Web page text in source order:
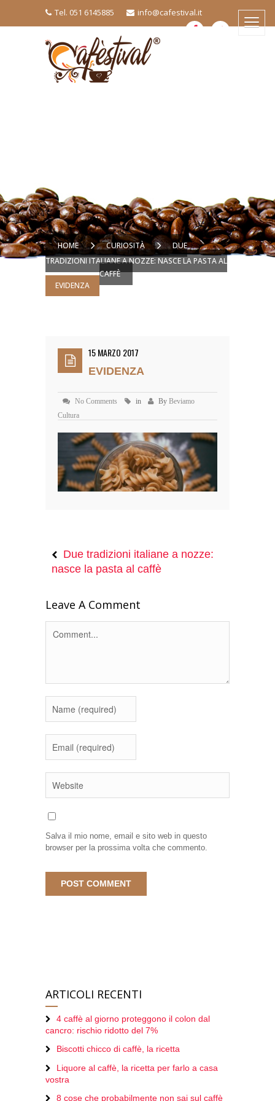
Tel. 051 6145885 info@cafestival.it
HOME CURIOSITÀ
DUE
TRADIZIONI ITALIANE A NOZZE: NASCE LA PASTA AL
CAFFÈ
EVIDENZA
15 MARZO 2017
EVIDENZA
No Comments in By Beviamo
Cultura
Due tradizioni italiane a nozze:
nasce la pasta al caffè
Leave A Comment
Salva il mio nome, email e sito web in questo
browser per la prossima volta che commento.
ARTICOLI RECENTI
4 caffè al giorno proteggono il colon dal
cancro: rischio ridotto del 7%
Biscotti chicco di caffè, la ricetta
Liquore al caffè, la ricetta per farlo a casa
vostra
8 cose che probabilmente non sai sul caffè